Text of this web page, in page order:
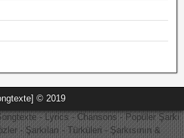
© 2019
- Lyrics - Chansons - Popüler Şarkı
- Şarkıları - Türküleri - Şarkısının &